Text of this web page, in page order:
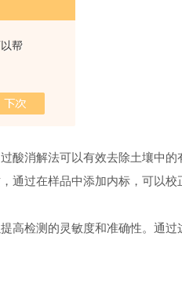
帮
消解法可以有效去除土壤中的
过在样品中添加内标，可以校
检测的灵敏度和准确性。通过